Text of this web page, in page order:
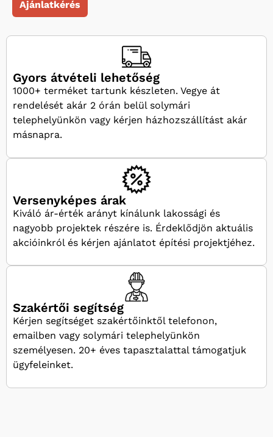
Ajánlatkérés
Gyors átvételi lehetőség
1000+ terméket tartunk készleten. Vegye át
rendelését akár 2 órán belül solymári
telephelyünkön vagy kérjen házhozszállítást akár
másnapra.
Versenyképes árak
Kiváló ár-érték arányt kínálunk lakossági és
nagyobb projektek részére is. Érdeklődjön aktuális
akcióinkról és kérjen ajánlatot építési projektjéhez.
Szakértői segítség
Kérjen segítséget szakértőinktől telefonon,
emailben vagy solymári telephelyünkön
személyesen. 20+ éves tapasztalattal támogatjuk
ügyfeleinket.